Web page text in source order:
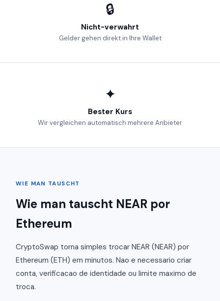
🔒
Nicht-verwahrt
Gelder gehen direkt in Ihre Wallet
✦
Bester Kurs
Wir vergleichen automatisch mehrere Anbieter
WIE MAN TAUSCHT
Wie man tauscht NEAR por
Ethereum
CryptoSwap torna simples trocar NEAR (NEAR) por
Ethereum (ETH) em minutos. Nao e necessario criar
conta, verificacao de identidade ou limite maximo de
troca.